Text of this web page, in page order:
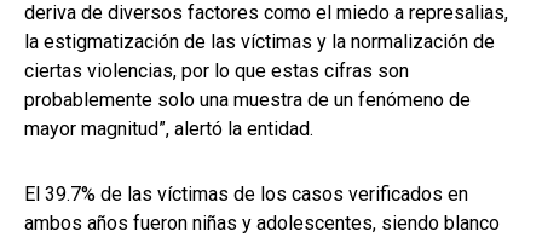
deriva de diversos factores como el miedo a represalias,
la estigmatización de las víctimas y la normalización de
ciertas violencias, por lo que estas cifras son
probablemente solo una muestra de un fenómeno de
mayor magnitud”, alertó la entidad.
El 39.7% de las víctimas de los casos verificados en
ambos años fueron niñas y adolescentes, siendo blanco